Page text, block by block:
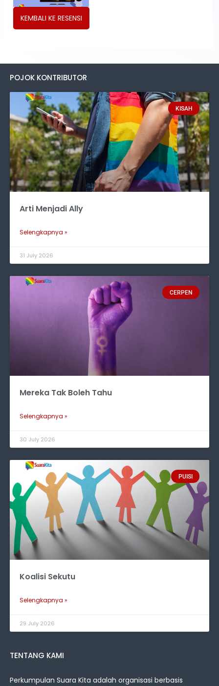
KEMBALI KE RESENSI
POJOK KONTRIBUTOR
KISAH
Arti Menjadi Ally
Selengkapnya »
31 July 2026
CERPEN
Mereka Tak Boleh Tahu
Selengkapnya »
30 July 2026
PUISI
Koalisi Sekutu
Selengkapnya »
29 July 2026
TENTANG KAMI
Perkumpulan Suara Kita adalah organisasi berbasis